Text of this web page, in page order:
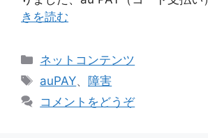
きを読む
カ
リ
ネットコンテンツ
タ
auPAY、障害
コメントをどうぞ